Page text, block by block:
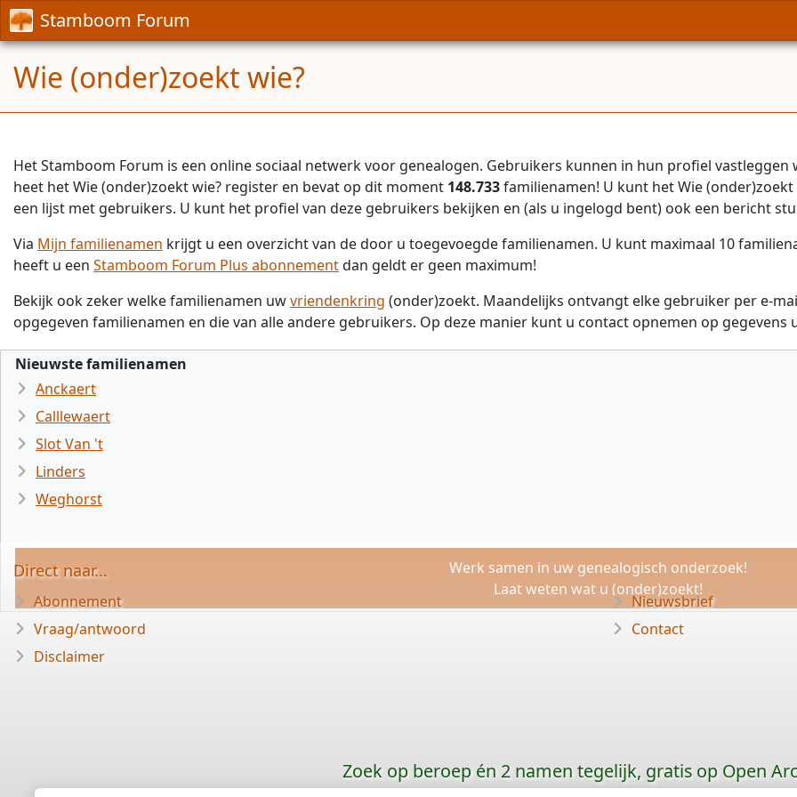
Stamboom Forum
Wie (onder)zoekt wie?
Het Stamboom Forum is een online sociaal netwerk voor genealogen. Gebruikers kunnen in hun profiel
heet het Wie (onder)zoekt wie? register en bevat op dit moment 148.733familienamen! U kunt het Wie
een lijst met gebruikers. U kunt het profiel van deze gebruikers bekijken en (als u ingelogd bent) ook een bericht
Via Mijn familienamen krijgt u een overzicht van de door u toegevoegde familienamen. U kunt maximaal 10
heeft u een Stamboom Forum Plus abonnementdan geldt er geen maximum!
Bekijk ook zeker welke familienamen uwvriendenkring (onder)zoekt. Maandelijks ontvangt elke gebruiker per e-
opgegeven familienamen en die van alle andere gebruikers. Op deze manier kunt u contact opnemen op gegevens
Nieuwste familienamen
Anckaert
Calllewaert
Slot Van 't
Linders
Weghorst
Werk samen in uw genealogisch onderzoek!
Laat weten wat u (onder)zoekt!
Direct naar...
Abonnement
Vraag/antwoord
Disclaimer
Nieuwsbrief
Contact
Zoek op beroep én 2 namen tegelijk, gratis op Open